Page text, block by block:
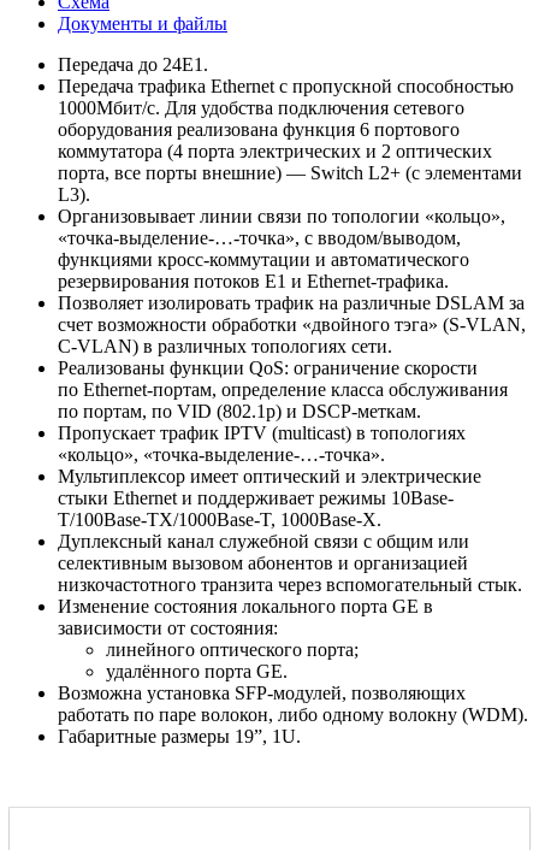
Документы и файлы
Передача до 24Е1.
Передача трафика Ethernet с пропускной способностью
1000Мбит/с. Для удобства подключения сетевого
оборудования реализована функция 6 портового
коммутатора (4 порта электрических и 2 оптических
порта, все порты внешние) — Switch L2+ (с элементами
L3).
Организовывает линии связи по топологии «кольцо»,
«точка-выделение-…-точка», с вводом/выводом,
функциями кросс-коммутации и автоматического
резервирования потоков Е1 и Ethernet-трафика.
Позволяет изолировать трафик на различные DSLAM за
счет возможности обработки «двойного тэга» (S-VLAN,
C-VLAN) в различных топологиях сети.
Реализованы функции QoS: ограничение скорости
по Ethernet-портам, определение класса обслуживания
по портам, по VID (802.1p) и DSCP-меткам.
Пропускает трафик IPTV (multicast) в топологиях
«кольцо», «точка-выделение-…-точка».
Мультиплексор имеет оптический и электрические
стыки Ethernet и поддерживает режимы 10Base-
T/100Base-TX/1000Base-T, 1000Base-X.
Дуплексный канал служебной связи с общим или
селективным вызовом абонентов и организацией
низкочастотного транзита через вспомогательный стык.
Изменение состояния локального порта GE в
зависимости от состояния:
линейного оптического порта;
удалённого порта GE.
Возможна установка SFP-модулей, позволяющих
работать по паре волокон, либо одному волокну (WDM).
Габаритные размеры 19”, 1U.